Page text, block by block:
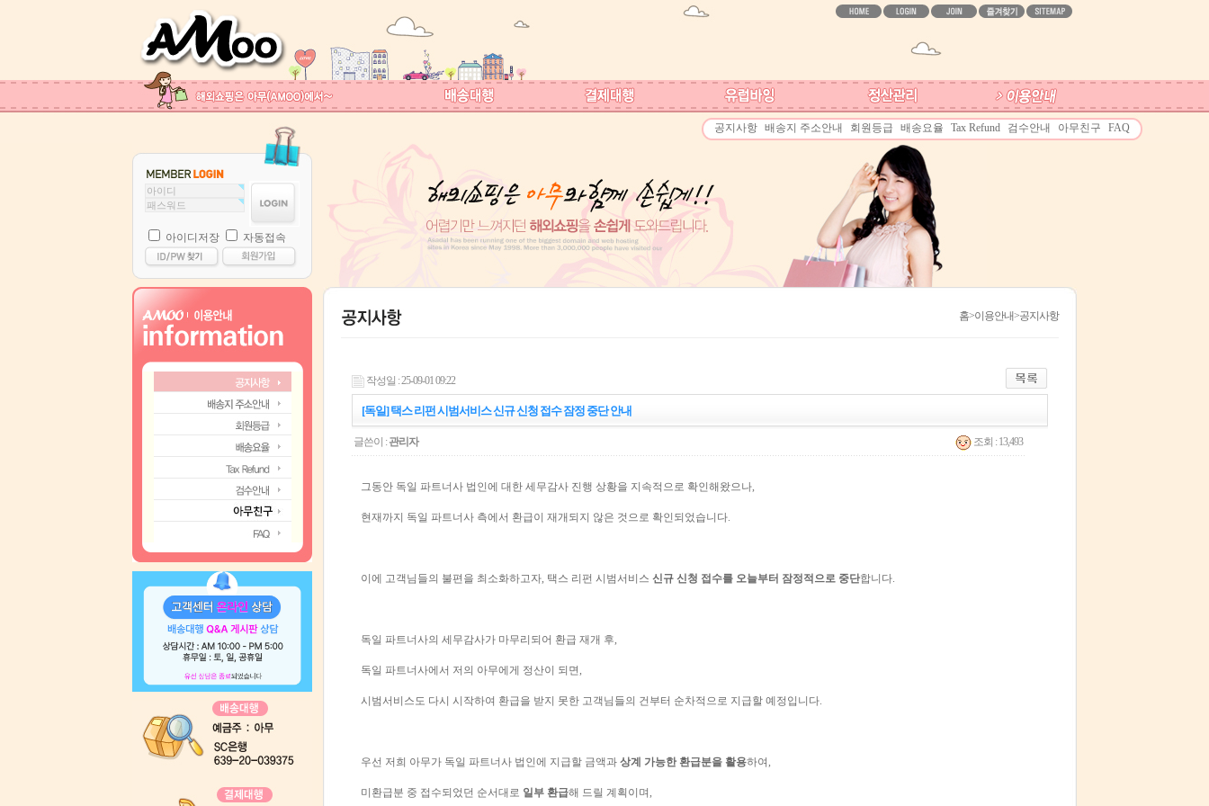
공지사항 배송지 주소안내 회원등급 배송요율 Tax Refund 검수안내 아무친구 FAQ
아이디저장 자동접속
홈>이용안내>공지사항
작성일 : 25-09-01 09:22
[독일] 택스 리펀 시범서비스 신규 신청 접수 잠정 중단 안내
글쓴이 : 관리자 조회 : 13,493
그동안 독일 파트너사 법인에 대한 세무감사 진행 상황을 지속적으로 확인해왔으나,
현재까지 독일 파트너사 측에서 환급이 재개되지 않은 것으로 확인되었습니다.
이에 고객님들의 불편을 최소화하고자, 택스 리펀 시범서비스 신규 신청 접수를 오늘부터 잠정적으로 중단합니다.
독일 파트너사의 세무감사가 마무리되어 환급 재개 후,
독일 파트너사에서 저의 아무에게 정산이 되면,
시범서비스도 다시 시작하여 환급을 받지 못한 고객님들의 건부터 순차적으로 지급할 예정입니다.
우선 저희 아무가 독일 파트너사 법인에 지급할 금액과 상계 가능한 환급분을 활용하여,
미환급분 중 접수되었던 순서대로 일부 환급해 드릴 계획이며,